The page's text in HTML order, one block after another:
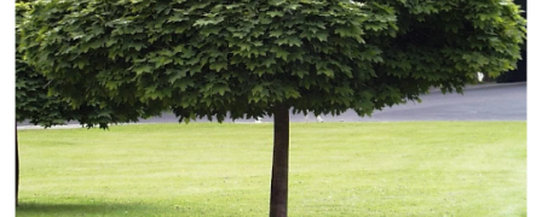
HNOJIVÁ
CHÉMIA
KVETINÁČE